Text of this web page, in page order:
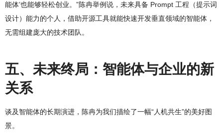
能体’也能够轻松创业。”陈冉举例说，未来具备 Prompt 工程（提示词
设计）能力的个人，借助开源工具就能快速开发垂直领域的智能体，
无需组建庞大的技术团队。
五、未来终局：智能体与企业的新
关系
谈及智能体的长期演进，陈冉为我们描绘了一幅“人机共生”的美好图
景。